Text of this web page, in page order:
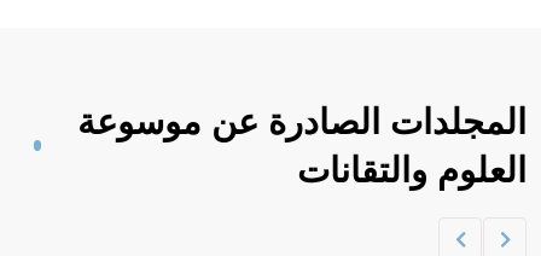
المجلدات الصادرة عن موسوعة
العلوم والتقانات